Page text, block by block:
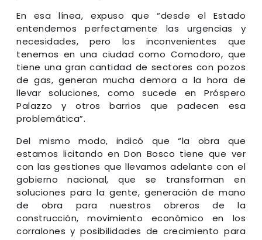
En esa línea, expuso que “desde el Estado
entendemos perfectamente las urgencias y
necesidades, pero los inconvenientes que
tenemos en una ciudad como Comodoro, que
tiene una gran cantidad de sectores con pozos
de gas, generan mucha demora a la hora de
llevar soluciones, como sucede en Próspero
Palazzo y otros barrios que padecen esa
problemática”.
Del mismo modo, indicó que “la obra que
estamos licitando en Don Bosco tiene que ver
con las gestiones que llevamos adelante con el
gobierno nacional, que se transforman en
soluciones para la gente, generación de mano
de obra para nuestros obreros de la
construcción, movimiento económico en los
corralones y posibilidades de crecimiento para